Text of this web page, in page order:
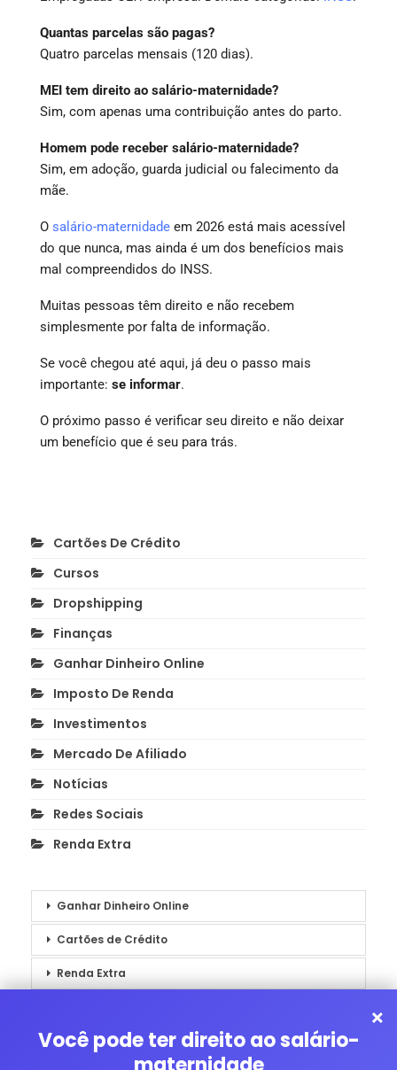
Quantas parcelas são pagas?
Quatro parcelas mensais (120 dias).
MEI tem direito ao salário-maternidade?
Sim, com apenas uma contribuição antes do parto.
Homem pode receber salário-maternidade?
Sim, em adoção, guarda judicial ou falecimento da
mãe.
O salário-maternidade em 2026 está mais acessível
do que nunca, mas ainda é um dos benefícios mais
mal compreendidos do INSS.
Muitas pessoas têm direito e não recebem
simplesmente por falta de informação.
Se você chegou até aqui, já deu o passo mais
importante: se informar.
O próximo passo é verificar seu direito e não deixar
um benefício que é seu para trás.
Cartões De Crédito
Cursos
Dropshipping
Finanças
Ganhar Dinheiro Online
Imposto De Renda
Investimentos
Mercado De Afiliado
Notícias
Redes Sociais
Renda Extra
Ganhar Dinheiro Online
Cartões de Crédito
Renda Extra
×
Você pode ter direito ao salário-